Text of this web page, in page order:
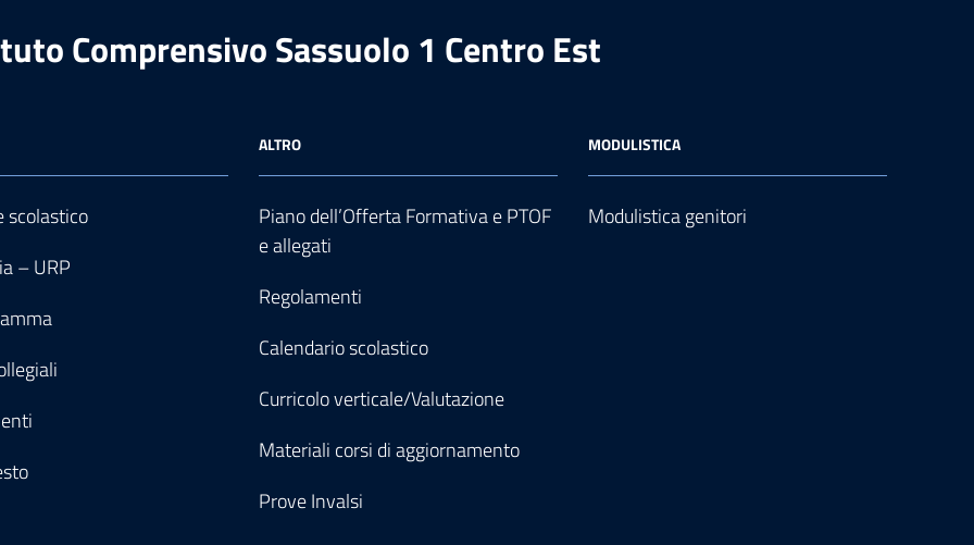
Comprensivo Sassuolo 1 Centro Est
scolastico
– URP
ALTRO
Piano dell’Offerta Formativa e PTOF
e allegati
Regolamenti
Calendario scolastico
Curricolo verticale/Valutazione
Materiali corsi di aggiornamento
Prove Invalsi
MODULISTICA
Modulistica genitori